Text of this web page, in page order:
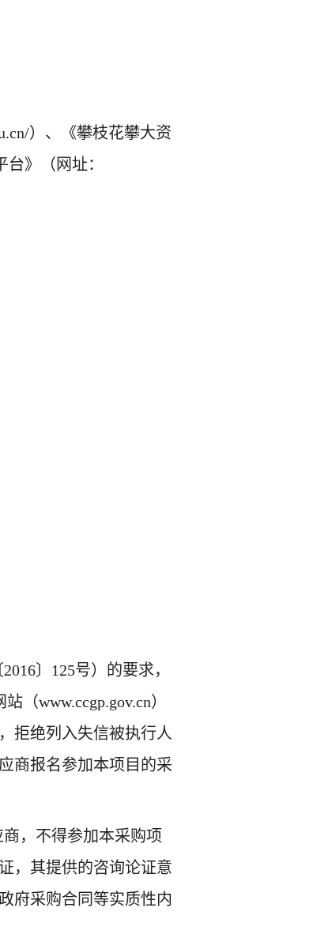
）、《攀枝花攀大资
》（网址：
〕125号）的要求，
站（www.ccgp.gov.cn）
拒绝列入失信被执行人
商报名参加本项目的采
，不得参加本采购项
，其提供的咨询论证意
府采购合同等实质性内